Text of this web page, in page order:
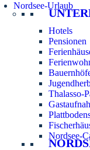
Nordsee-Urlaub
Hotels
Pensionen
Thalasso-
Nordsee-